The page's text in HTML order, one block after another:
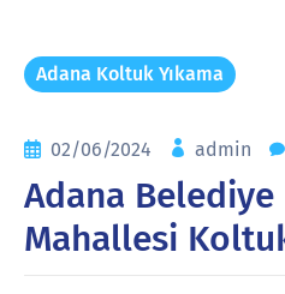
Adana Koltuk Yıkama
02/06/2024 admin
Adana Belediye
Mahallesi